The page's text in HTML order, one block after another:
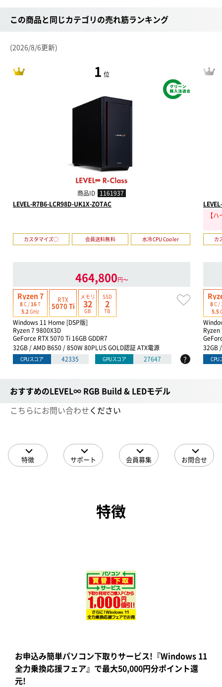
この商品と同じカテゴリの売れ筋ランキング
(2026/8/6更新)
1 位
商品ID 1161937
LEVEL-R7B6-LCR98D-UK1X-ZOTAC
カスタマイズ○ 会員送料無料 水冷CPU Cooler
464,800円〜
Ryzen 7
8C /16T
5.2 GHz
RTX
5070 Ti
メモリ
32
GB
SSD
2
TB
Windows 11 Home [DSP版]
Ryzen 7 9800X3D
GeForce RTX 5070 Ti 16GB GDDR7
32GB / AMD B650 / 850W 80PLUS GOLD認証 ATX電源
CPUスコア 42335 GPUスコア 27647 ?
【
カ
8C /
5.5
32GB
CPU
おすすめのLEVEL∞ RGB Build & LEDモデル
こちらにお問い合わせください
特徴 サポート 会員募集 お問合せ
特徴
お申込み簡単パソコン下取りサービス!『Windows 11
全力乗換応援フェア』で最大50,000円分ポイント還
元!